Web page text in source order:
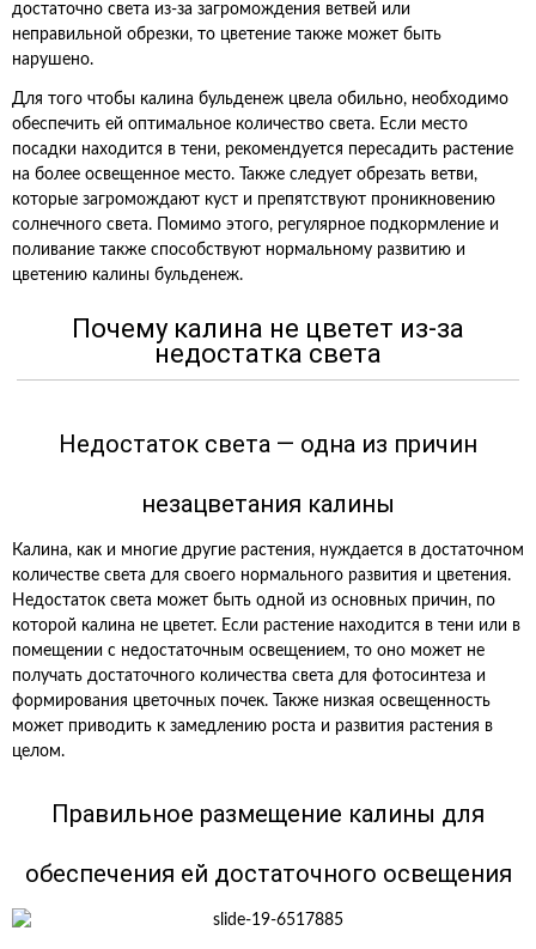
достаточно света из-за загромождения ветвей или
неправильной обрезки, то цветение также может быть
нарушено.
Для того чтобы калина бульденеж цвела обильно, необходимо
обеспечить ей оптимальное количество света. Если место
посадки находится в тени, рекомендуется пересадить растение
на более освещенное место. Также следует обрезать ветви,
которые загромождают куст и препятствуют проникновению
солнечного света. Помимо этого, регулярное подкормление и
поливание также способствуют нормальному развитию и
цветению калины бульденеж.
Почему калина не цветет из-за
недостатка света
Недостаток света — одна из причин
незацветания калины
Калина, как и многие другие растения, нуждается в достаточном
количестве света для своего нормального развития и цветения.
Недостаток света может быть одной из основных причин, по
которой калина не цветет. Если растение находится в тени или в
помещении с недостаточным освещением, то оно может не
получать достаточного количества света для фотосинтеза и
формирования цветочных почек. Также низкая освещенность
может приводить к замедлению роста и развития растения в
целом.
Правильное размещение калины для
обеспечения ей достаточного освещения